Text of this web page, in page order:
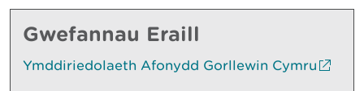
Gwefannau Eraill
Ymddiriedolaeth Afonydd Gorllewin Cymru